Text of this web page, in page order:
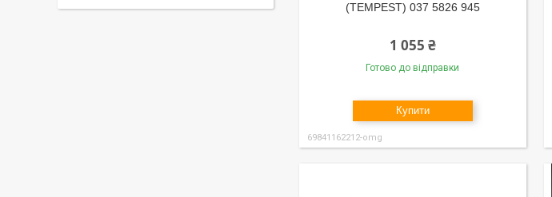
(TEMPEST) 037 5826 945
1 055 ₴
Готово до відправки
Купити
69841162212-omg